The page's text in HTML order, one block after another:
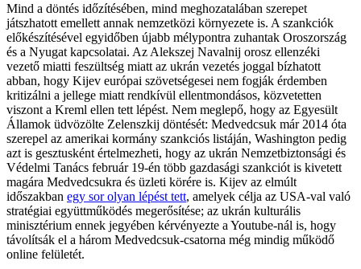
Mind a döntés időzítésében, mind meghozatalában szerepet
játszhatott emellett annak nemzetközi környezete is. A szankciók
előkészítésével egyidőben újabb mélypontra zuhantak Oroszország
és a Nyugat kapcsolatai. Az Alekszej Navalnij orosz ellenzéki
vezető miatti feszültség miatt az ukrán vezetés joggal bízhatott
abban, hogy Kijev európai szövetségesei nem fogják érdemben
kritizálni a jellege miatt rendkívül ellentmondásos, közvetetten
viszont a Kreml ellen tett lépést. Nem meglepő, hogy az Egyesült
Államok üdvözölte Zelenszkij döntését: Medvedcsuk már 2014 óta
szerepel az amerikai kormány szankciós listáján, Washington pedig
azt is gesztusként értelmezheti, hogy az ukrán Nemzetbiztonsági és
Védelmi Tanács február 19-én több gazdasági szankciót is kivetett
magára Medvedcsukra és üzleti körére is. Kijev az elmúlt
időszakban egy sor olyan lépést tett, amelyek célja az USA-val való
stratégiai együttműködés megerősítése; az ukrán kulturális
minisztérium ennek jegyében kérvényezte a Youtube-nál is, hogy
távolítsák el a három Medvedcsuk-csatorna még mindig működő
online felületét.